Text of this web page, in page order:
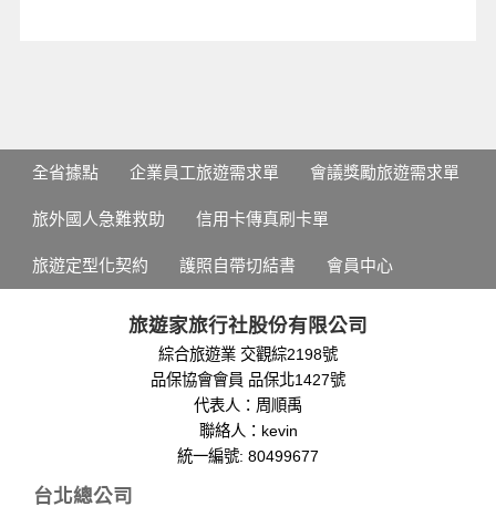
全省據點 企業員工旅遊需求單 會議獎勵旅遊需求單
旅外國人急難救助 信用卡傳真刷卡單
旅遊定型化契約 護照自帶切結書 會員中心
旅遊家旅行社股份有限公司
綜合旅遊業 交觀綜2198號
品保協會會員 品保北1427號
代表人：周順禹
聯絡人：kevin
統一編號: 80499677
台北總公司